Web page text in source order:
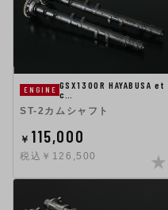
ENGINE GSX1300R HAYABUSA et
c…
ST-2カムシャフト
￥ 115,000
税込￥126,500